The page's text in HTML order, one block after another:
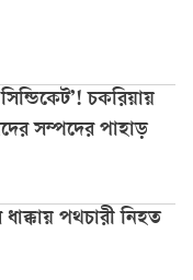
চকরিয়ায়
সম্পদের পাহাড়
পথচারী নিহত